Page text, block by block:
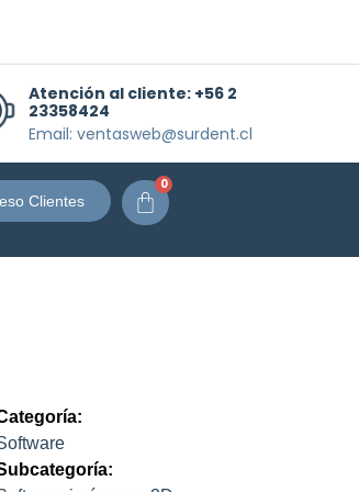
Atención al cliente: +56 2
23358424
Email: ventasweb@surdent.cl
Clientes
0
Carrito